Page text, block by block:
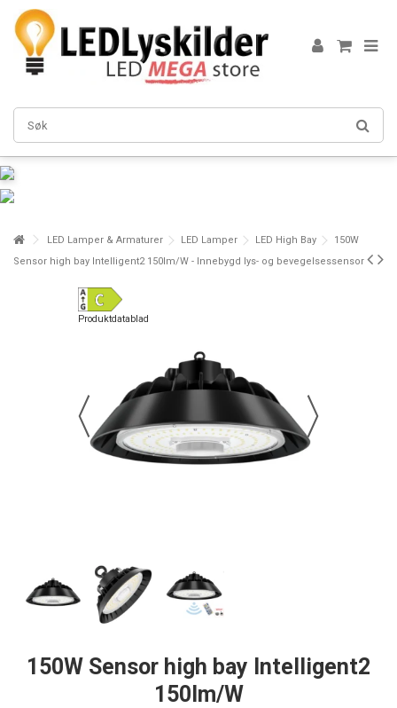
LED Lamper & Armaturer LED Lamper LED High Bay
150W
Sensor high bay Intelligent2 150lm/W - Innebygd lys- og bevegelsessensor
Produktdatablad
150W Sensor high bay Intelligent2
150lm/W